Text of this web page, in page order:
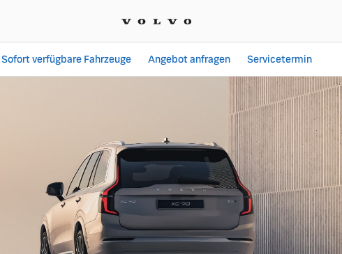
bei Autohaus
Sofort verfügbare Fahrzeuge Angebot anfragen Servicetermin